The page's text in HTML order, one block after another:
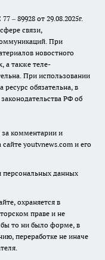
– 89928 от 29.08.2025г.
связи,
При
новостного
а также теле-
При использовании
обязательна, в
РФ об
за комментарии и
youtvnews.com и его
персональных данных
охраняется в
праве и не
то ни было форме, в
переработке не иначе